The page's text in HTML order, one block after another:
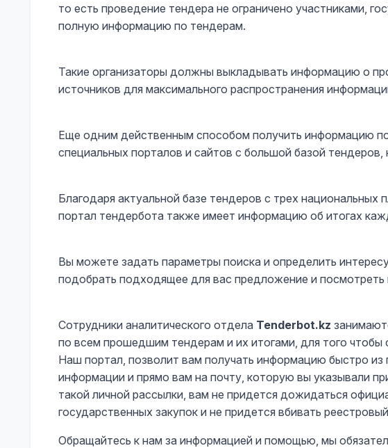
то есть проведение тендера не ограничено участниками,
полную информацию по тендерам.
Такие организаторы должны выкладывать информацию о
источников для максимального распространения
Еще одним действенным способом получить информацию
специальных порталов и сайтов с большой базой тендеров,
Благодаря актуальной базе тендеров с трех
портал тендербота также имеет информацию об итогах
Вы можете задать параметры поиска и определить
подобрать подходящее для вас предложение и
Сотрудники аналитического отдела Tenderbot.kz
по всем прошедшим тендерам и их итогами, для того чтобы
Наш портал, позволит вам получать информацию быстро
информации и прямо вам на почту, которую вы указывали
такой личной рассылки, вам не придется дожидаться
государственных закупок и не придется вбивать
Обращайтесь к нам за информацией и помощью, мы